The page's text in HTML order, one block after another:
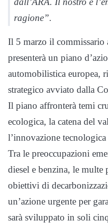
ragione”.
Il 5 marzo il commissario
presenterà un piano
automobilistica europea,
strategico avviato dalla
Il piano affronterà temi
ecologica, la catena del
l’innovazione tecnologica
Tra le preoccupazioni
diesel e benzina, le
obiettivi di
un’azione urgente per
sarà sviluppato in soli